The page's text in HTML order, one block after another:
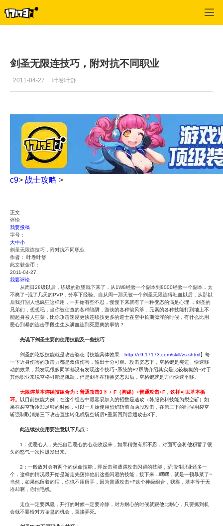
剑圣无限连技巧，附对抗不同职业
2011-04-27 叶卷叶舒
c9> 战士攻略 >
正文
评论
我要投稿
字号：
大中小
剑圣无限连技巧，附对抗不同职业
作者： 叶卷叶舒
此文获金币：
2011-04-27
我要评论
从周日28级以后，练级的欲望就下来了，从1W8经验一个副本到8000经验一个副本，太
不爽了~混了几天的PVP，分享下经验。自从周一那天被一个剑圣无限连得吐血以后，从那以
后我打别人也疯狂这样用，一开始有些不忍，慢慢下来就有了一种变态的满足心理 ，剑圣的
兄弟们，想想吧，当你被侦查的各种陷阱，游侠的各种箭风筝，元素的各种技能打到地上不
能起身被人狂菜，比你攻击速度更快连续技更多的道士在空中长期漂浮的时候，有什么比用
恶心到暴的连击手段生生从满血连到死更爽的事情？
先说下剑圣主要的使用技能及一些技巧
剑圣的吃饭技能就是攻击姿态【技能具体效果： http://c9.17173.com/skill/zs.shtml】每
一下近身伤害的攻击力都是双倍伤害，输出十分可观。攻击姿态下，空格键是突进、快速移
动的效果，我发现很多同学都没有发现这个技巧~系统的F2帮助介绍其实是比较模糊的~对于
其他职业来说空格可能是跳跃，但是剑圣在转换姿态以后，空格键就是方向快速平移。
无限连基本连续技组合为：普通攻击3下 + F（脚踢）+普通攻击+F，这样可以基本循
环。
以目前技能为例，在这个组合中最容易加入的招数是速攻（韩服资料技能为裂空斩）如
果在裂空斩冷却足够的时候，可以一开始使用烈焰斩前面两段攻击，在第三下的时候用裂空
斩强制取消第三下攻击直接转化成裂空斩后F重新回到普通攻击3下。
此连续技使用要注意以下几点：
1：想恶心人，先把自己恶心的心态收起来，如果稍微有所不忍，对面可会将他积蓄了很
久的怒气一次性爆发出来。
2：一般敌对会有两个的保命技能，即反击和遭遇攻击闪避的技能，萨满性职业还多一
个，这样的情况最开始是游走先荡掉他们这些闪避的技能，接下来…嘿嘿，就是一顿暴菜了~
当然，如果他留着的话，你也不用留手，因为普通攻击+F这个神级组合，我靠，基本等于无
冷却啊，你怕毛线。
走位一定要风骚，开打的时候一定要冷静，对方耐心的时候就跟他比耐心，只要抓到机
会就不要给对方喘息的机会，直接弄死。